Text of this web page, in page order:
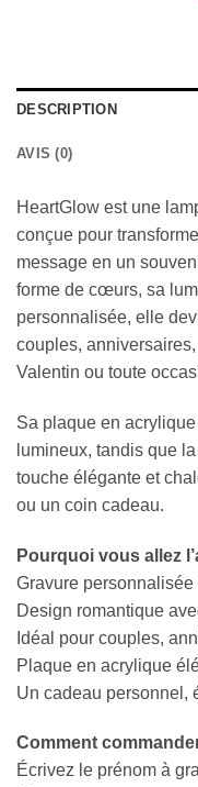
DESCRIPTION
AVIS (0)
HeartGlow est une
conçue pour
message en un
forme de cœurs, sa
personnalisée, elle
couples,
Valentin ou toute
Sa plaque en
lumineux, tandis que
touche élégante et
ou un coin cadeau.
Pourquoi vous allez
Gravure
Design romantique
Idéal pour couples,
Plaque en acrylique
Un cadeau personnel,
Comment
Écrivez le prénom à